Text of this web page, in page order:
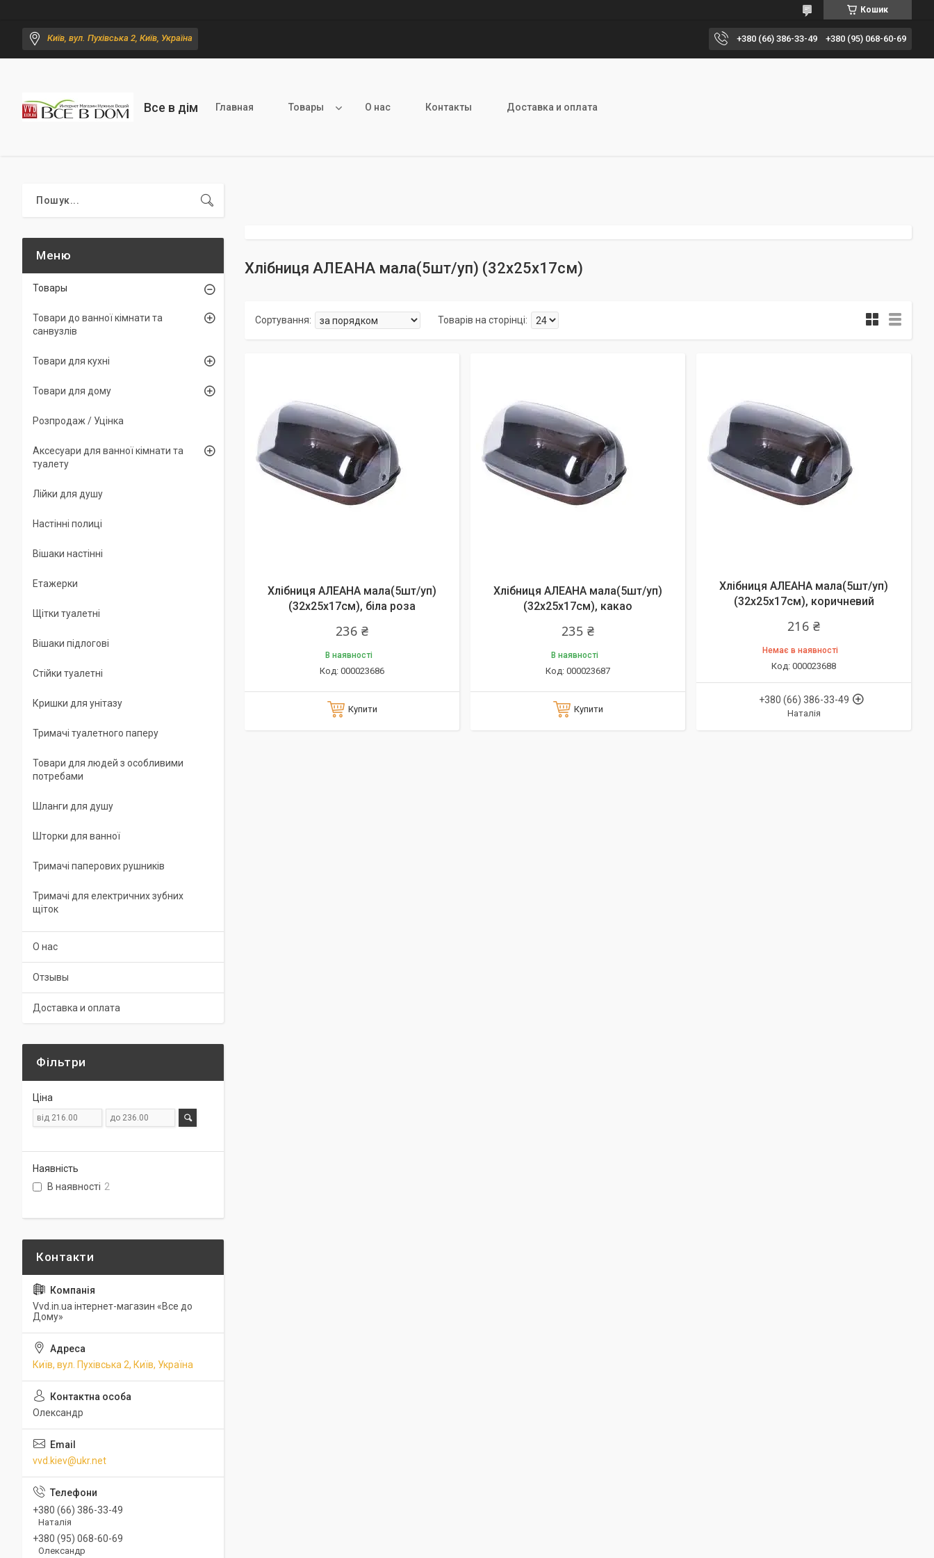
Кошик
Київ, вул. Пухівська 2, Київ, Україна +380 (66) 386-33-49 +380 (95) 068-60-69
Все в дім Главная Товары О нас Контакты Доставка и оплата
Хлібниця АЛЕАНА мала(5шт/уп) (32х25х17см)
Хлібниця АЛЕАНА мала(5шт/уп)
(32х25х17см), біла роза
236 ₴
В наявності
000023686
Купити
Хлібниця АЛЕАНА мала(5шт/уп)
(32х25х17см), какао
235 ₴
В наявності
000023687
Купити
Хлібниця АЛЕАНА мала(5шт/уп)
(32х25х17см), коричневий
216 ₴
Немає в наявності
000023688
+380 (66) 386-33-49
Наталія
Товары
Товари до ванної кімнати та
санвузлів
Товари для кухні
Товари для дому
Розпродаж / Уцінка
Аксесуари для ванної кімнати та
туалету
Лійки для душу
Настінні полиці
Вішаки настінні
Етажерки
Щітки туалетні
Вішаки підлогові
Стійки туалетні
Кришки для унітазу
Тримачі туалетного паперу
Товари для людей з особливими
потребами
Шланги для душу
Шторки для ванної
Тримачі паперових рушників
Тримачі для електричних зубних
щіток
О нас
Отзывы
Доставка и оплата
Фільтри
Ціна
Наявність
В наявності 2
Vvd.in.ua інтернет-магазин «Все до
Дому»
Київ, вул. Пухівська 2, Київ, Україна
Олександр
vvd.kiev@ukr.net
+380 (66) 386-33-49
Наталія
+380 (95) 068-60-69
Олександр